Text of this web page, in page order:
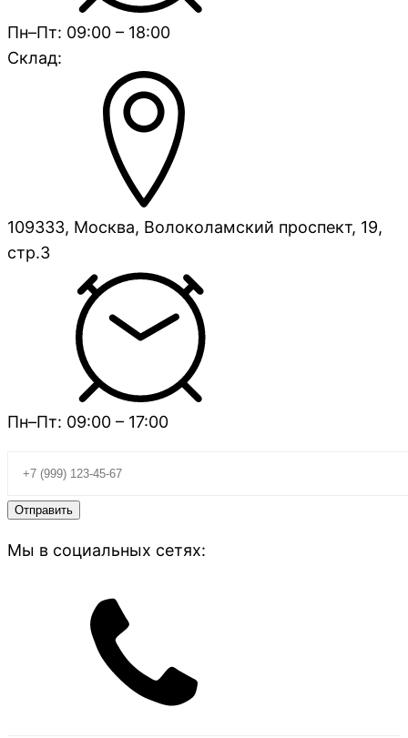
Пн–Пт: 09:00 – 18:00
Склад:
109333, Москва, Волоколамский проспект, 19,
стр.3
Пн–Пт: 09:00 – 17:00
Мы в социальных сетях: